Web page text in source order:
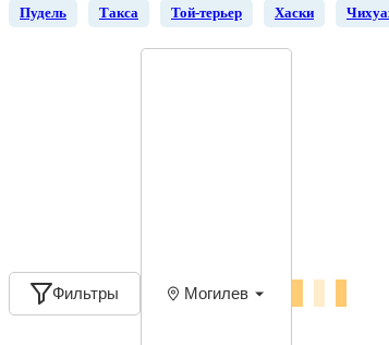
Пудель Такса Той-терьер Хаски
Фильтры Могилев